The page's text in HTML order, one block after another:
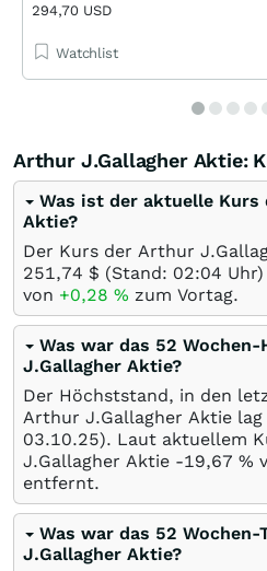
294,70 USD
Watchlist
Arthur J.Gallagher Aktie:
Was ist der aktuelle Kurs
Aktie?
Der Kurs der Arthur
251,74 $ (Stand: 02:04
von +0,28 % zum Vortag.
Was war das 52
J.Gallagher Aktie?
Der Höchststand, in den
Arthur J.Gallagher Aktie
03.10.25). Laut aktuellem
J.Gallagher Aktie -19,67 %
entfernt.
Was war das 52
J.Gallagher Aktie?